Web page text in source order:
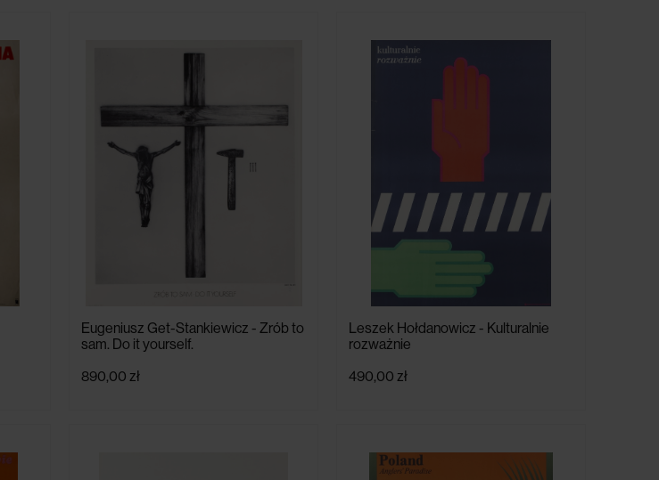
Eugeniusz Get-Stankiewicz - Zrób to
sam. Do it yourself.
890,00 zł
Leszek Hołdanowicz - Kulturalnie
rozważnie
490,00 zł